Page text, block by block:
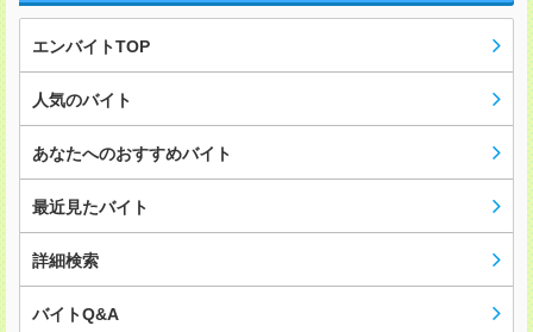
エンバイトTOP
人気のバイト
あなたへのおすすめバイト
最近見たバイト
詳細検索
バイトQ&A